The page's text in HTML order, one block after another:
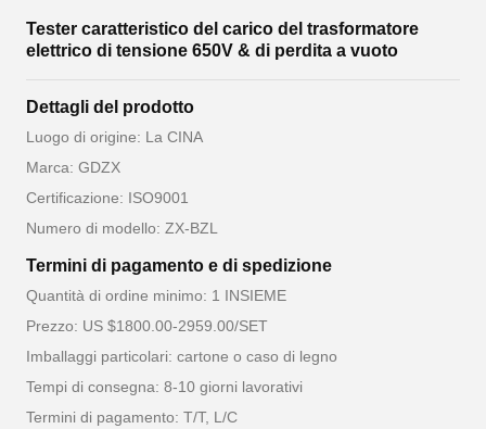
Tester caratteristico del carico del trasformatore
elettrico di tensione 650V & di perdita a vuoto
Dettagli del prodotto
Luogo di origine: La CINA
Marca: GDZX
Certificazione: ISO9001
Numero di modello: ZX-BZL
Termini di pagamento e di spedizione
Quantità di ordine minimo: 1 INSIEME
Prezzo: US $1800.00-2959.00/SET
Imballaggi particolari: cartone o caso di legno
Tempi di consegna: 8-10 giorni lavorativi
Termini di pagamento: T/T, L/C